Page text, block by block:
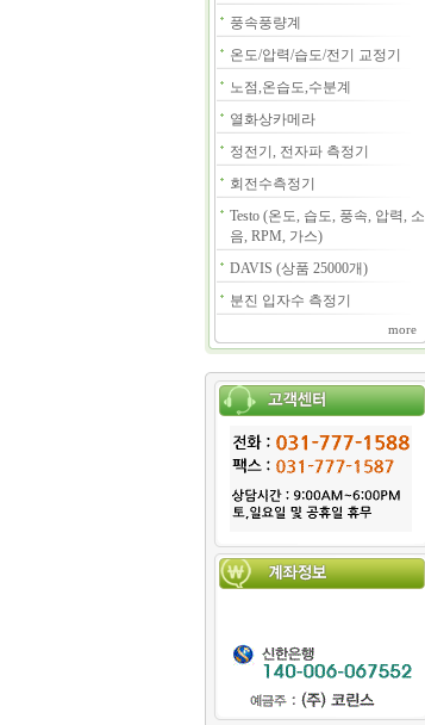
풍속풍량계
온도/압력/습도/전기 교정기
노점,온습도,수분계
열화상카메라
정전기, 전자파 측정기
회전수측정기
Testo (온도, 습도, 풍속, 압력, 소
음, RPM, 가스)
DAVIS (상품 25000개)
분진 입자수 측정기
more